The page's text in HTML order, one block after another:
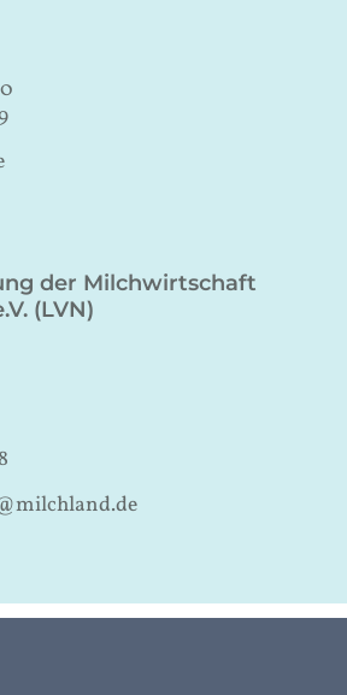
der Milchwirtschaft
(LVN)